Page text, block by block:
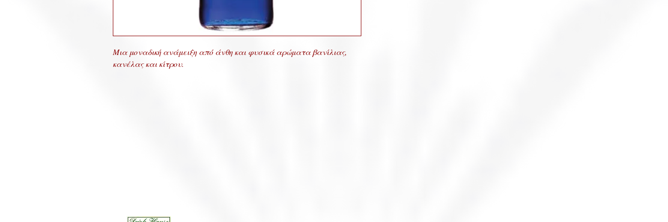
Μια μοναδική ανάμειξη από άνθη και φυσικά αρώματα βανίλιας,
κανέλας και κίτρου.